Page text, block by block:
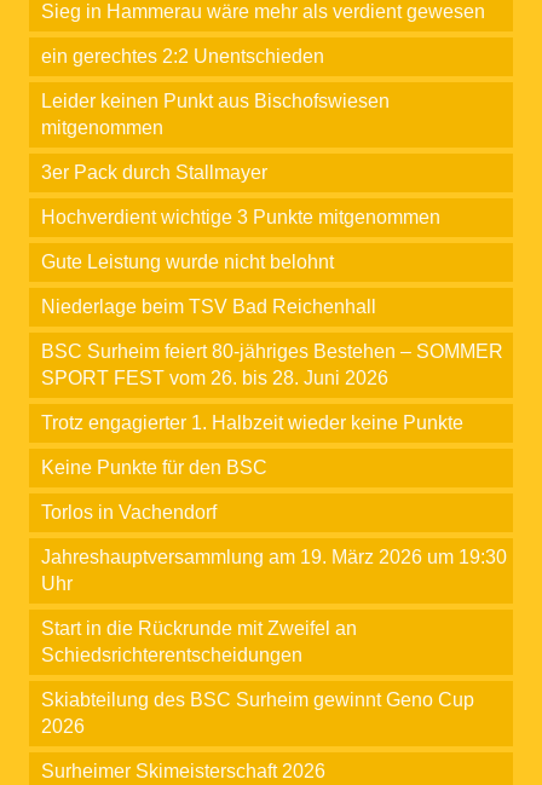
Sieg in Hammerau wäre mehr als verdient gewesen
ein gerechtes 2:2 Unentschieden
Leider keinen Punkt aus Bischofswiesen
mitgenommen
3er Pack durch Stallmayer
Hochverdient wichtige 3 Punkte mitgenommen
Gute Leistung wurde nicht belohnt
Niederlage beim TSV Bad Reichenhall
BSC Surheim feiert 80-jähriges Bestehen – SOMMER
SPORT FEST vom 26. bis 28. Juni 2026
Trotz engagierter 1. Halbzeit wieder keine Punkte
Keine Punkte für den BSC
Torlos in Vachendorf
Jahreshauptversammlung am 19. März 2026 um 19:30
Uhr
Start in die Rückrunde mit Zweifel an
Schiedsrichterentscheidungen
Skiabteilung des BSC Surheim gewinnt Geno Cup
2026
Surheimer Skimeisterschaft 2026